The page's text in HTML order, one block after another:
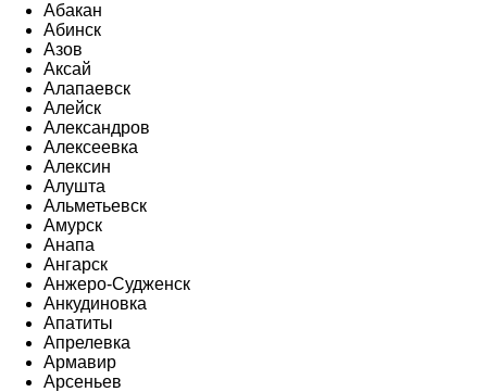
Абакан
Абинск
Азов
Аксай
Алапаевск
Алейск
Александров
Алексеевка
Алексин
Алушта
Альметьевск
Амурск
Анапа
Ангарск
Анжеро-Судженск
Анкудиновка
Апатиты
Апрелевка
Армавир
Арсеньев